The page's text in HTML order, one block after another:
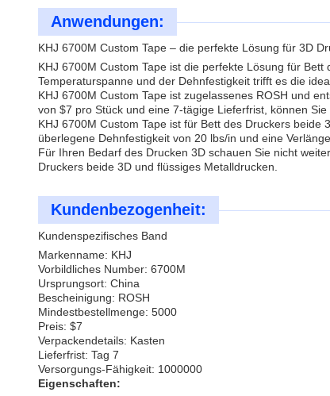
Anwendungen:
KHJ 6700M Custom Tape – die perfekte Lösung für 3D
KHJ 6700M Custom Tape ist die perfekte Lösung für
Temperaturspanne und der Dehnfestigkeit trifft es die
KHJ 6700M Custom Tape ist zugelassenes ROSH und
von $7 pro Stück und eine 7-tägige Lieferfrist, können
KHJ 6700M Custom Tape ist für Bett des Druckers
überlegene Dehnfestigkeit von 20 lbs/in und eine
Für Ihren Bedarf des Drucken 3D schauen Sie nicht
Druckers beide 3D und flüssiges Metalldrucken.
Kundenbezogenheit:
Kundenspezifisches Band
Markenname: KHJ
Vorbildliches Number: 6700M
Ursprungsort: China
Bescheinigung: ROSH
Mindestbestellmenge: 5000
Preis: $7
Verpackendetails: Kasten
Lieferfrist: Tag 7
Versorgungs-Fähigkeit: 1000000
Eigenschaften: